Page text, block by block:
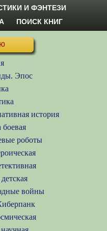
И ФЭНТЕЗИ
ПОИСК КНИГ
Эпос
история
боевая
роботы
войны